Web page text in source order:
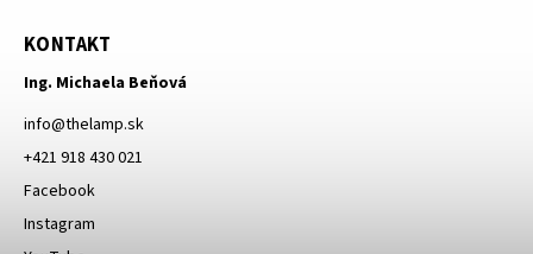
KONTAKT
Ing. Michaela Beňová
info@thelamp.sk
+421 918 430 021
Facebook
Instagram